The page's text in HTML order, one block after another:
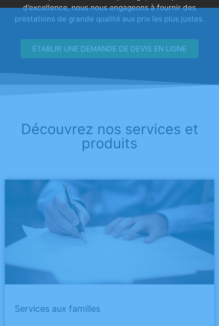
d’excellence, nous nous engageons à fournir des
prestations de grande qualité aux prix les plus justes.
ÉTABLIR UNE DEMANDE DE DEVIS EN LIGNE
Découvrez nos services et
produits
Services aux familles